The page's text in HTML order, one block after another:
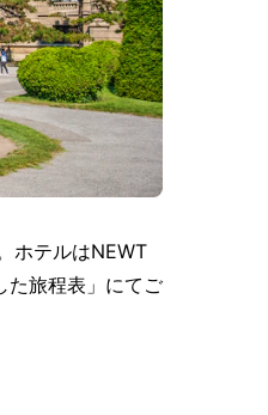
ホテルはNEWT
た旅程表」にてご